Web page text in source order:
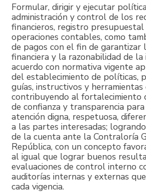
Formular, dirigir y ejecutar
administración y control de los
financieros, registro presupuestal
operaciones contables, como
de pagos con el fin de garantizar
financiera y la razonabilidad de la
acuerdo con normativa vigente
del establecimiento de políticas,
guías, instructivos y
contribuyendo al fortalecimiento
de confianza y transparencia
atención digna, respetuosa,
a las partes interesadas;
de la cuenta ante la Contraloría
República, con un concepto
al igual que lograr buenos
evaluaciones de control interno
auditorías internas y externas
cada vigencia.